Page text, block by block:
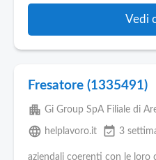
Vedi
Fresatore (1335491)
apartment Gi Group SpA Filiale di
language helplavoro.it event_available 3
aziendali coerenti con le loro